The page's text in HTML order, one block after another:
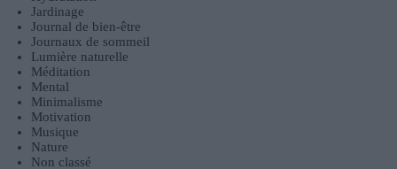
Jardinage
Journal de bien-être
Journaux de sommeil
Lumière naturelle
Méditation
Mental
Minimalisme
Motivation
Musique
Nature
Non classé